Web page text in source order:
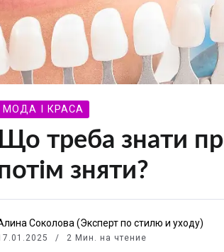
МОДА І КРАСА
Що треба знати
зняти?
Соколова (Эксперт по стилю и уходу)
2 Мин. на чтение